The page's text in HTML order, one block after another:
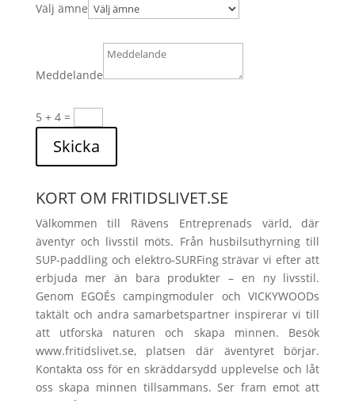
Välj ämne
Meddelande
5 + 4=
Skicka
KORT OM FRITIDSLIVET.SE
Välkommen till Rävens Entreprenads värld, där
äventyr och livsstil möts. Från husbilsuthyrning till
SUP-paddling och elektro-SURFing strävar vi efter att
erbjuda mer än bara produkter – en ny livsstil.
Genom EGOÉs campingmoduler och VICKYWOODs
taktält och andra samarbetspartner inspirerar vi till
att utforska naturen och skapa minnen. Besök
www.fritidslivet.se, platsen där äventyret börjar.
Kontakta oss för en skräddarsydd upplevelse och låt
oss skapa minnen tillsammans. Ser fram emot att